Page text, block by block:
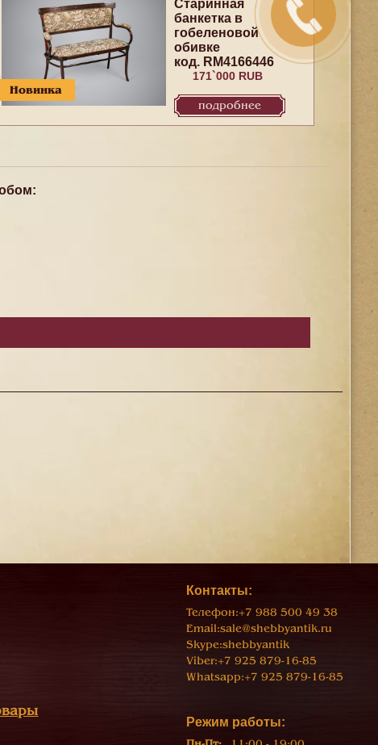
Новинка
Старинная
банкетка в
гобеленовой
обивке
код. RM4166446
171`000 RUB
подробнее
Контакты:
Телефон:+7 988 500 49 38
Email:sale@shebbyantik.ru
Skype:shebbyantik
Viber:+7 925 879-16-85
Whatsapp:+7 925 879-16-85
Режим работы: